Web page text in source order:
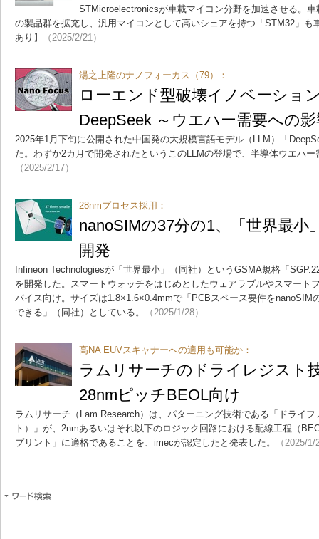
STMicroelectronicsが車載マイコン分野を加速させる。
の製品群を拡充し、汎用マイコンとして高いシェアを持つ「STM32」も
あり】
（2025/2/21）
湯之上隆のナノフォーカス（79）：
ローエンド型破壊イノベーショ
DeepSeek ～ウエハー需要への
2025年1月下旬に公開された中国発の大規模言語モデル（LLM）「
た。わずか2カ月で開発されたというこのLLMの登場で、半導体ウエハ
（2025/2/17）
28nmプロセス採用：
nanoSIMの37分の1、「世界最小
開発
Infineon Technologiesが「世界最小」（同社）というGSMA規格「
を開発した。スマートウォッチをはじめとしたウェアラブルやスマート
バイス向け。サイズは1.8×1.6×0.4mmで「PCBスペース要件をnanoSIM
できる」（同社）としている。
（2025/1/28）
高NA EUVスキャナーへの適用も可能か：
ラムリサーチのドライレジスト
28nmピッチBEOL向け
ラムリサーチ（Lam Research）は、パターニング技術である「ドライ
ト）」が、2nmあるいはそれ以下のロジック回路における配線工程（
プリント」に適格であることを、imecが認定したと発表した。
（2025/1/